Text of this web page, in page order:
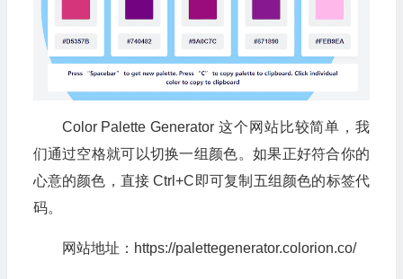
Color Palette Generator 这个网站比较简单，我
们通过空格就可以切换一组颜色。如果正好符合你的
心意的颜色，直接 Ctrl+C即可复制五组颜色的标签代
码。
网站地址：https://palettegenerator.colorion.co/